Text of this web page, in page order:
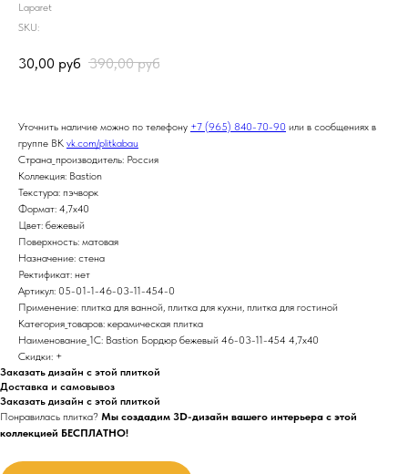
Laparet
SKU:
30,00 руб 390,00 руб
Уточнить наличие можно по телефону +7 (965) 840-70-90 или в сообщениях в
группе ВК vk.com/plitkabau
Страна_производитель: Россия
Коллекция: Bastion
Текстура: пэчворк
Формат: 4,7x40
Цвет: бежевый
Поверхность: матовая
Назначение: стена
Ректификат: нет
Артикул: 05-01-1-46-03-11-454-0
Применение: плитка для ванной, плитка для кухни, плитка для гостиной
Категория_товаров: керамическая плитка
Наименование_1С: Bastion Бордюр бежевый 46-03-11-454 4,7х40
Скидки: +
Заказать дизайн с этой плиткой
Доставка и самовывоз
Заказать дизайн с этой плиткой
Понравилась плитка? Мы создадим 3D-дизайн вашего интерьера с этой
коллекцией БЕСПЛАТНО!